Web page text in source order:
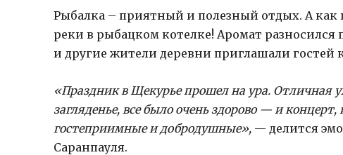
Рыбалка – приятный и полезный отдых. А как
реки в рыбацком котелке! Аромат
и другие жители деревни приглашали гостей
«Праздник в Щекурье прошел на ура. Отличная
загляденье, все было очень здорово — и
гостеприимные и добродушные», — делится
Саранпауля.